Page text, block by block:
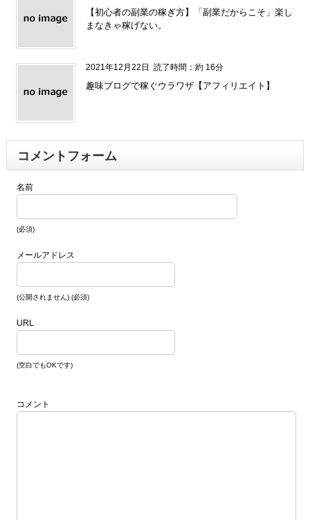
【初心者の副業の稼ぎ方】「副業だからこそ」楽し
まなきゃ稼げない。
2021年12月22日 読了時間：約 16分
趣味ブログで稼ぐウラワザ【アフィリエイト】
コメントフォーム
名前
(必須)
メールアドレス
(公開されません) (必須)
URL
(空白でもOKです)
コメント